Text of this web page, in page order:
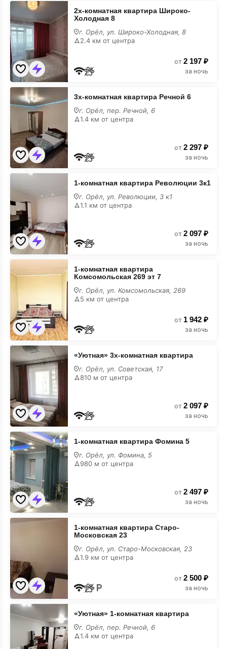
2х-
комнатная
квартира
Широко-
Холодная
8
2х-комнатная квартира Широко-
Холодная 8
г. Орёл, ул. Широко-Холодная, 8
2.4 км от центра
от 2 197 ₽
за ночь
3х-
комнатная
квартира
Речной 6
3х-комнатная квартира Речной 6
г. Орёл, пер. Речной, 6
1.4 км от центра
от 2 297 ₽
за ночь
1-
квартира
Революции
3к1
1-комнатная квартира Революции 3к1
г. Орёл, ул. Революции, 3 к1
1.1 км от центра
от 2 097 ₽
за ночь
1-
комнатная
1-комнатная квартира
Комсомольская 269 эт 7
г. Орёл, ул. Комсомольская, 269
5 км от центра
от 1 942 ₽
за ночь
«Уютная»
комнатная
квартира
«Уютная» 3х-комнатная квартира
г. Орёл, ул. Советская, 17
810 м от центра
от 2 097 ₽
за ночь
1-
комнатная
квартира
Фомина
5
1-комнатная квартира Фомина 5
г. Орёл, ул. Фомина, 5
980 м от центра
от 2 497 ₽
за ночь
1-
23
1-комнатная квартира Старо-
Московская 23
г. Орёл, ул. Старо-Московская, 23
1.9 км от центра
от 2 500 ₽
за ночь
«Уютная»
1-
комнатная
квартира
«Уютная» 1-комнатная квартира
г. Орёл, пер. Речной, 6
1.4 км от центра